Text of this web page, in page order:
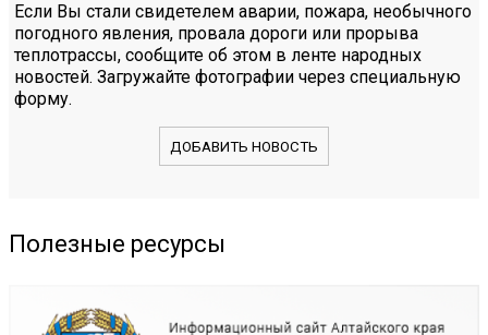
Если Вы стали свидетелем аварии, пожара, необычного
погодного явления, провала дороги или прорыва
теплотрассы, сообщите об этом в ленте народных
новостей. Загружайте фотографии через специальную
форму.
ДОБАВИТЬ НОВОСТЬ
Полезные ресурсы